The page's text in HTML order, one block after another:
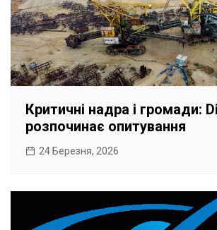
Критичні надра і громади:
розпочинає опитування
24 Березня, 2026